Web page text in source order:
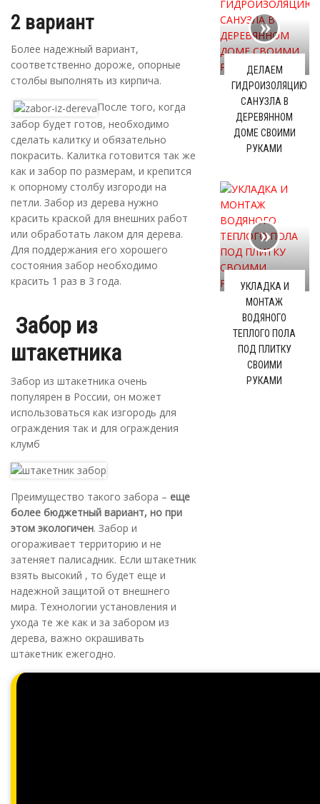
2 вариант
Более надежный вариант,
соответственно дороже, опорные
столбы выполнять из кирпича.
После того, когда
забор будет готов, необходимо
сделать калитку и обязательно
покрасить. Калитка готовится так же
как и забор по размерам, и крепится
к опорному столбу изгороди на
петли. Забор из дерева нужно
красить краской для внешних работ
или обработать лаком для дерева.
Для поддержания его хорошего
состояния забор необходимо
красить 1 раз в 3 года.
Забор из
штакетника
Забор из штакетника очень
популярен в России, он может
использоваться как изгородь для
ограждения так и для ограждения
клумб
Преимущество такого забора – еще
более бюджетный вариант, но при
этом экологичен. Забор и
огораживает территорию и не
затеняет палисадник. Если штакетник
взять высокий , то будет еще и
надежной защитой от внешнего
мира. Технологии установления и
ухода те же как и за забором из
дерева, важно окрашивать
штакетник ежегодно.
ДЕЛАЕМ
ГИДРОИЗОЛЯЦИЮ
САНУЗЛА В
ДЕРЕВЯННОМ
ДОМЕ СВОИМИ
РУКАМИ
УКЛАДКА И
МОНТАЖ
ВОДЯНОГО
ТЕПЛОГО ПОЛА
ПОД ПЛИТКУ
СВОИМИ
РУКАМИ